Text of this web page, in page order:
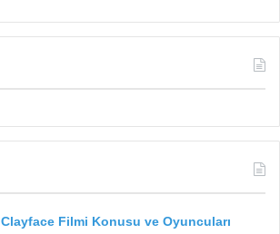
Clayface Filmi Konusu ve Oyuncuları